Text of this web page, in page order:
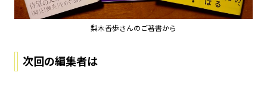
梨木香歩さんのご著書から
次回の編集者は